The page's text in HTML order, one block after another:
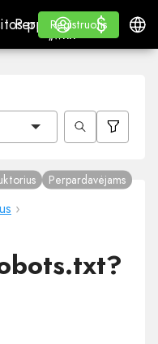
programa
programa
Perpardavėjams
„WHITE LABEL“
Mokymasis
Mokymasis
Registruotis
Registruotis
Prisijungti
$
$
›
Perpardavėjams